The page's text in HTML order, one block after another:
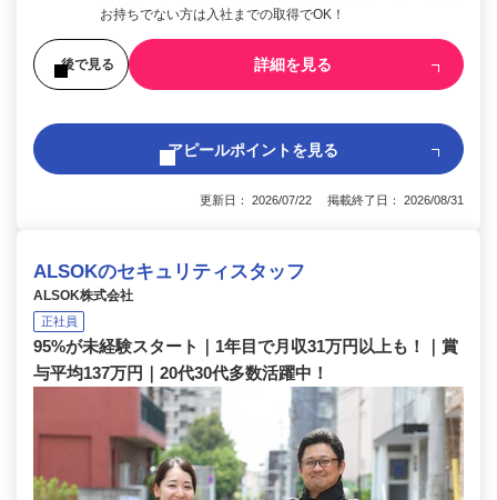
お持ちでない方は入社までの取得でOK！
後で見る 詳細を見る
アピールポイントを見る
更新日： 2026/07/22 掲載終了日： 2026/08/31
ALSOKのセキュリティスタッフ
ALSOK株式会社
正社員
95%が未経験スタート｜1年目で月収31万円以上も！｜賞
与平均137万円｜20代30代多数活躍中！